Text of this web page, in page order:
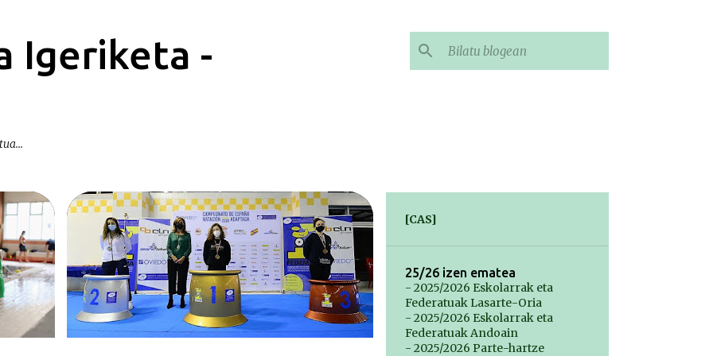
Igeriketa -
EGOKITUA-ADAPTADA KRONIKAK-CRÓNICAS [CAS]
25/26 izen ematea
- 2025/2026 Eskolarrak eta
Federatuak Lasarte-Oria
- 2025/2026 Eskolarrak eta
Federatuak Andoain
- 2025/2026 Parte-hartze